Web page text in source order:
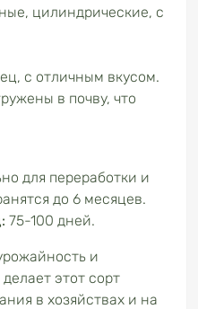
цилиндрические, с
с отличным вкусом.
в почву, что
для переработки и
до 6 месяцев.
75-100 дней.
и
этот сорт
в хозяйствах и на